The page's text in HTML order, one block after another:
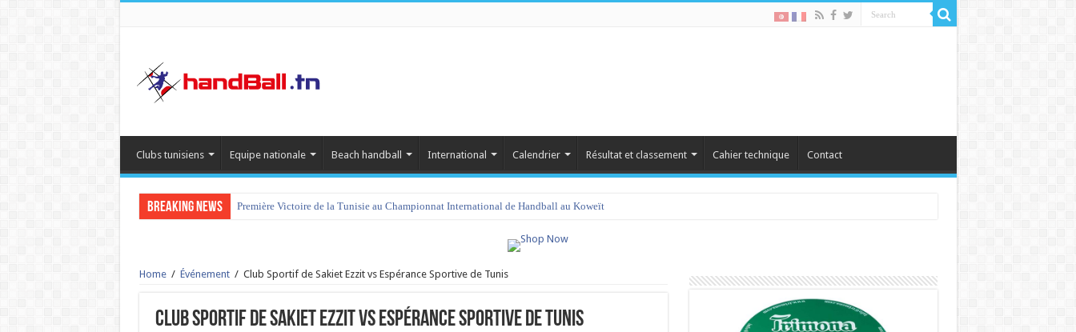
Clubs tunisiens Equipe nationale Beach handball International Calendrier Résultat et classement Cahier technique Contact
Breaking News Première Victoire de la Tunisie au Championnat International de Handball au Koweït
Home / Événement / Club Sportif de Sakiet Ezzit vs Espérance Sportive de Tunis
Club Sportif de Sakiet Ezzit vs Espérance Sportive de Tunis